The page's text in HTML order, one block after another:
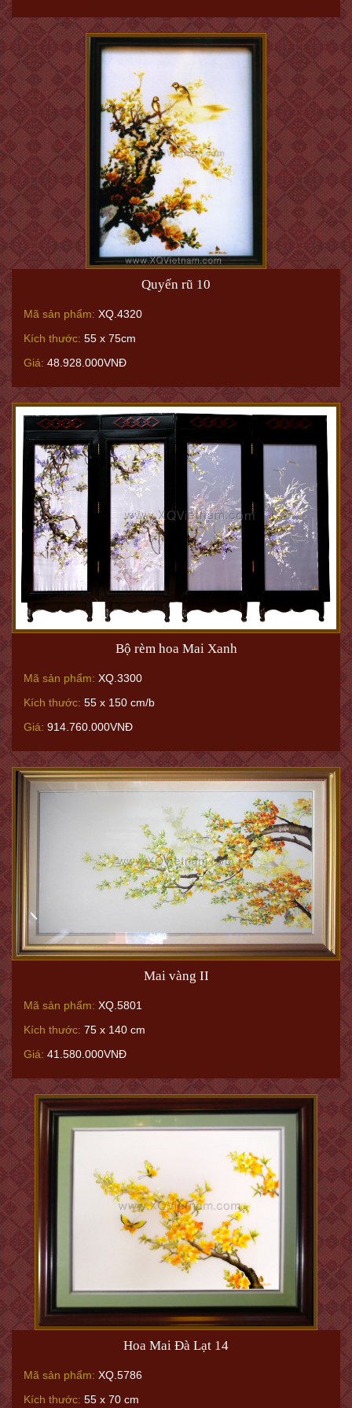
Quyến rũ 10
Mã sản phẩm: XQ.4320
Kích thước: 55 x 75cm
Giá: 48.928.000VNĐ
Bộ rèm hoa Mai Xanh
Mã sản phẩm: XQ.3300
Kích thước: 55 x 150 cm/b
Giá: 914.760.000VNĐ
Mai vàng II
Mã sản phẩm: XQ.5801
Kích thước: 75 x 140 cm
Giá: 41.580.000VNĐ
Hoa Mai Đà Lạt 14
Mã sản phẩm: XQ.5786
Kích thước: 55 x 70 cm